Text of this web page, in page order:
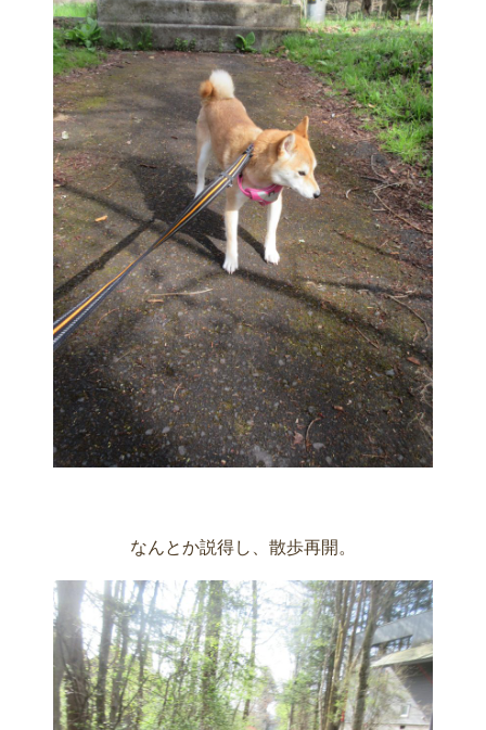
なんとか説得し、散歩再開。